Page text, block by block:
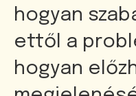
hogyan
ettől a
hogyan